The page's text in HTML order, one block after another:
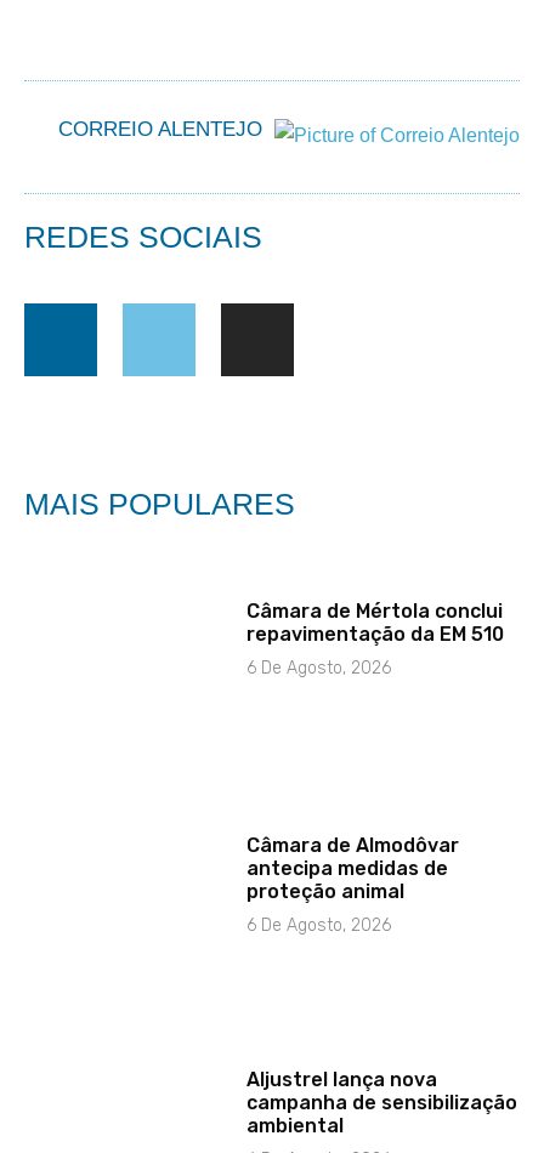
CORREIO ALENTEJO
REDES SOCIAIS
MAIS POPULARES
Câmara de Mértola conclui
repavimentação da EM 510
6 De Agosto, 2026
Câmara de Almodôvar
antecipa medidas de
proteção animal
6 De Agosto, 2026
Aljustrel lança nova
campanha de sensibilização
ambiental